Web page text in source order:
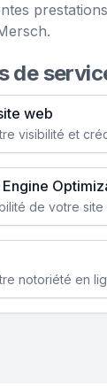
de
web
Engine